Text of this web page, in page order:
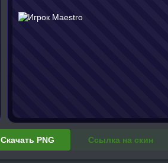
Скачать PNG Ссылка на скин